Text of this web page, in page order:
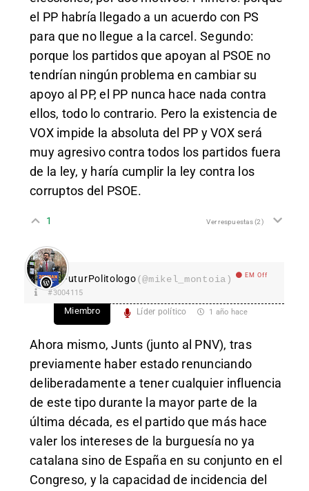
el PP habría llegado a un acuerdo con PS
para que no llegue a la carcel. Segundo:
porque los partidos que apoyan al PSOE no
tendrían ningún problema en cambiar su
apoyo al PP, el PP nunca hace nada contra
ellos, todo lo contrario. Pero la existencia de
VOX impide la absoluta del PP y VOX será
muy agresivo contra todos los partidos fuera
de la ley, y haría cumplir la ley contra los
corruptos del PSOE.
1 Ver respuestas(2)
FuturPolitologo(@mikel_montoia) EM Off
#3004115
Miembro Líder político 1 año hace
Ahora mismo, Junts (junto al PNV), tras
previamente haber estado renunciando
deliberadamente a tener cualquier influencia
de este tipo durante la mayor parte de la
última década, es el partido que más hace
valer los intereses de la burguesía no ya
catalana sino de España en su conjunto en el
Congreso, y la capacidad de incidencia del